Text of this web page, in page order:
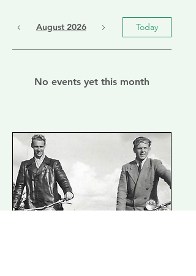
August 2026 Today
No events yet this month